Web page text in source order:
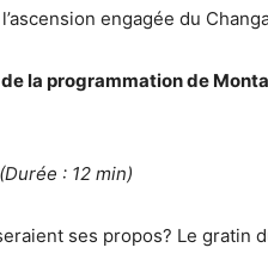
engagée du
la programmation de
: 12 min)
ses propos? Le gratin